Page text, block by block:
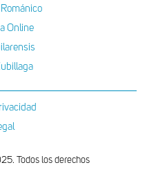
Online
Todos los derechos